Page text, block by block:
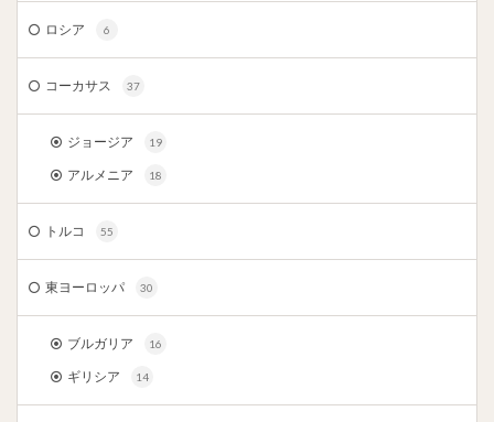
ロシア 6
コーカサス 37
ジョージア 19
アルメニア 18
トルコ 55
東ヨーロッパ 30
ブルガリア 16
ギリシア 14